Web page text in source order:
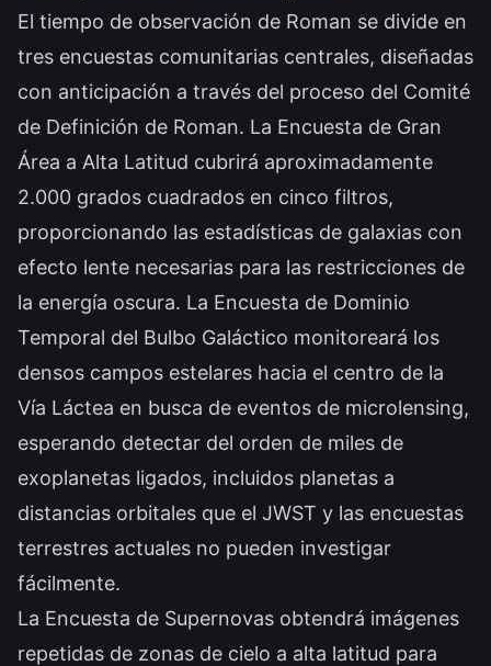
El tiempo de observación de Roman se divide en
tres encuestas comunitarias centrales, diseñadas
con anticipación a través del proceso del Comité
de Definición de Roman. La Encuesta de Gran
Área a Alta Latitud cubrirá aproximadamente
2.000 grados cuadrados en cinco filtros,
proporcionando las estadísticas de galaxias con
efecto lente necesarias para las restricciones de
la energía oscura. La Encuesta de Dominio
Temporal del Bulbo Galáctico monitoreará los
densos campos estelares hacia el centro de la
Vía Láctea en busca de eventos de microlensing,
esperando detectar del orden de miles de
exoplanetas ligados, incluidos planetas a
distancias orbitales que el JWST y las encuestas
terrestres actuales no pueden investigar
fácilmente.
La Encuesta de Supernovas obtendrá imágenes
repetidas de zonas de cielo a alta latitud para